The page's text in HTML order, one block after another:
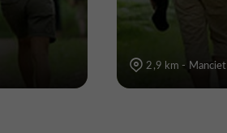
2,9 km - Manciet